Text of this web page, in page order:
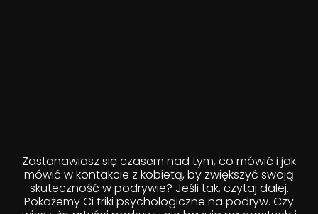
Zastanawiasz się czasem nad tym, co mówić i jak
mówić w kontakcie z kobietą, by zwiększyć swoją
skuteczność w podrywie? Jeśli tak, czytaj dalej.
Pokażemy Ci triki psychologiczne na podryw. Czy